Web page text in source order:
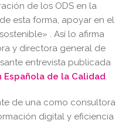
de los ODS en la
esta forma, apoyar en el
. Así lo afirma
y directora general de
entrevista publicada
Española de la Calidad.
de una como consultora
digital y eficiencia